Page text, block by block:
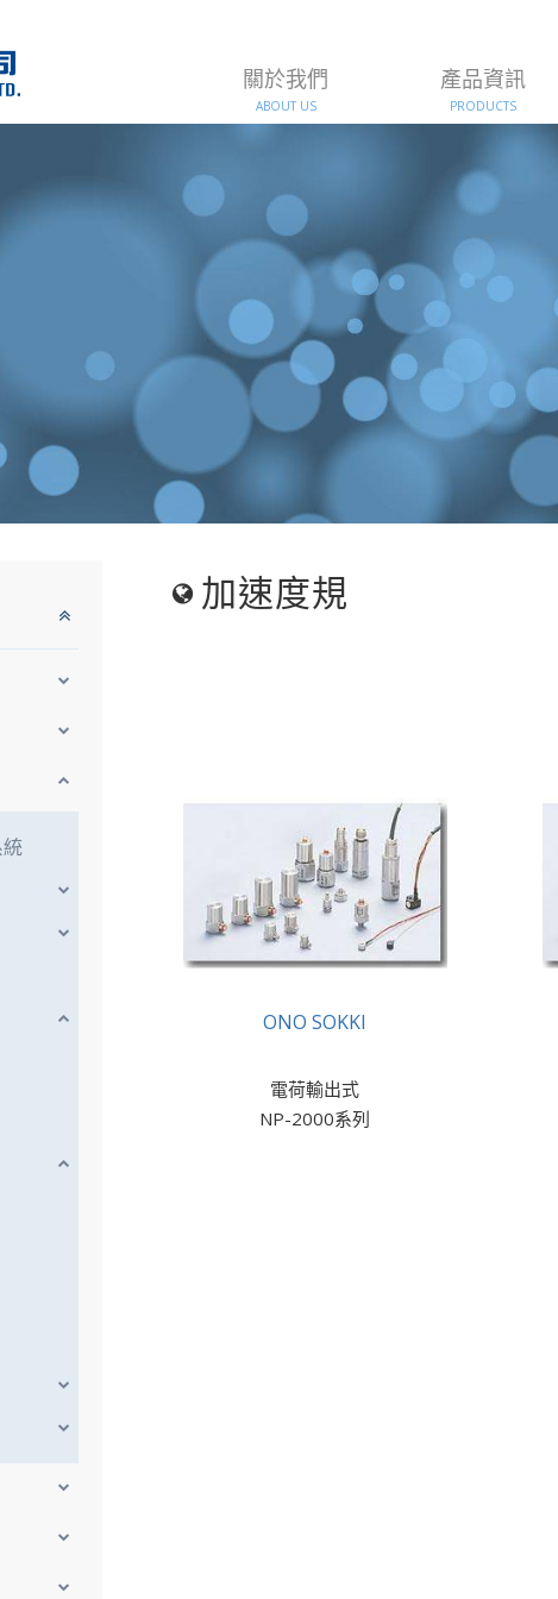
關於我們
ABOUT US
產品資訊
PRODUCTS
加速度規
ONO SOKKI
電荷輸出式
NP-2000系列